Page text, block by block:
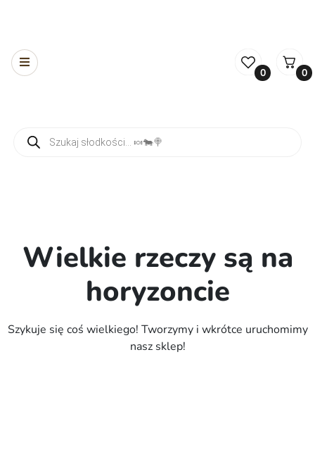
0 0
Wielkie rzeczy są na
horyzoncie
Szykuje się coś wielkiego! Tworzymy i wkrótce uruchomimy
nasz sklep!